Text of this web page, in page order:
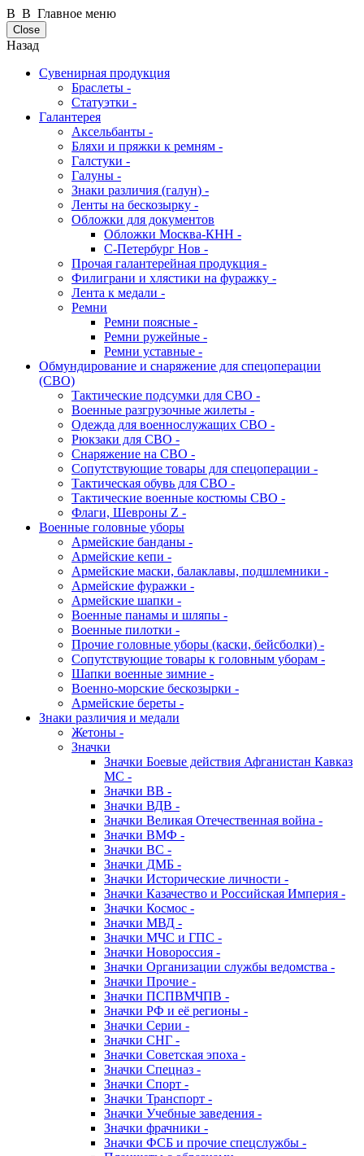
В В Главное меню
Close
Назад
Сувенирная продукция
Браслеты -
Статуэтки -
Галантерея
Аксельбанты -
Бляхи и пряжки к ремням -
Галстуки -
Галуны -
Знаки различия (галун) -
Ленты на бескозырку -
Обложки для документов
Обложки Москва-КНН -
С-Петербург Нов -
Прочая галантерейная продукция -
Филиграни и хлястики на фуражку -
Лента к медали -
Ремни
Ремни поясные -
Ремни ружейные -
Ремни уставные -
Обмундирование и снаряжение для спецоперации
(СВО)
Тактические подсумки для СВО -
Военные разгрузочные жилеты -
Одежда для военнослужащих СВО -
Рюкзаки для СВО -
Снаряжение на СВО -
Сопутствующие товары для спецоперации -
Тактическая обувь для СВО -
Тактические военные костюмы СВО -
Флаги, Шевроны Z -
Военные головные уборы
Армейские банданы -
Армейские кепи -
Армейские маски, балаклавы, подшлемники -
Армейские фуражки -
Армейские шапки -
Военные панамы и шляпы -
Военные пилотки -
Прочие головные уборы (каски, бейсболки) -
Сопутствующие товары к головным уборам -
Шапки военные зимние -
Военно-морские бескозырки -
Армейские береты -
Знаки различия и медали
Жетоны -
Значки
Значки Боевые действия Афганистан Кавказ
МС -
Значки ВВ -
Значки ВДВ -
Значки Великая Отечественная война -
Значки ВМФ -
Значки ВС -
Значки ДМБ -
Значки Исторические личности -
Значки Казачество и Российская Империя -
Значки Космос -
Значки МВД -
Значки МЧС и ГПС -
Значки Новороссия -
Значки Организации службы ведомства -
Значки Прочие -
Значки ПСПВМЧПВ -
Значки РФ и её регионы -
Значки Серии -
Значки СНГ -
Значки Советская эпоха -
Значки Спецназ -
Значки Спорт -
Значки Транспорт -
Значки Учебные заведения -
Значки фрачники -
Значки ФСБ и прочие спецслужбы -